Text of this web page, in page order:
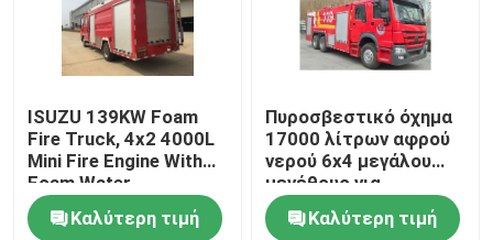
ISUZU 139KW Foam
Fire Truck, 4x2 4000L
Mini Fire Engine With
Foam Water
Καλύτερη τιμή
Πυροσβεστικό όχημα
17000 λίτρων αφρού
νερού 6x4 μεγάλου
μεγέθους για
πυροσβεστική
διάσωσηΚαλύτερη τιμή